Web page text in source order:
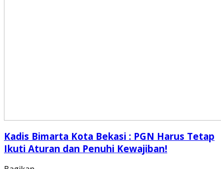
Kadis Bimarta Kota Bekasi : PGN Harus Tetap
Ikuti Aturan dan Penuhi Kewajiban!